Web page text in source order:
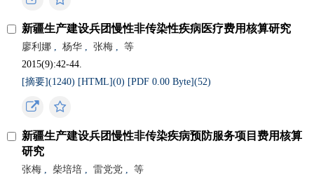
新疆生产建设兵团慢性非传染性疾病医疗费用核算研究
廖利娜 , 杨华 , 张梅 ,
等
2015(9):42-44.
[摘要](1240) [HTML](0) [PDF 0.00 Byte](52)
新疆生产建设兵团慢性非传染疾病预防服务项目费用核算
研究
张梅 , 柴培培 , 雷党党 ,
等